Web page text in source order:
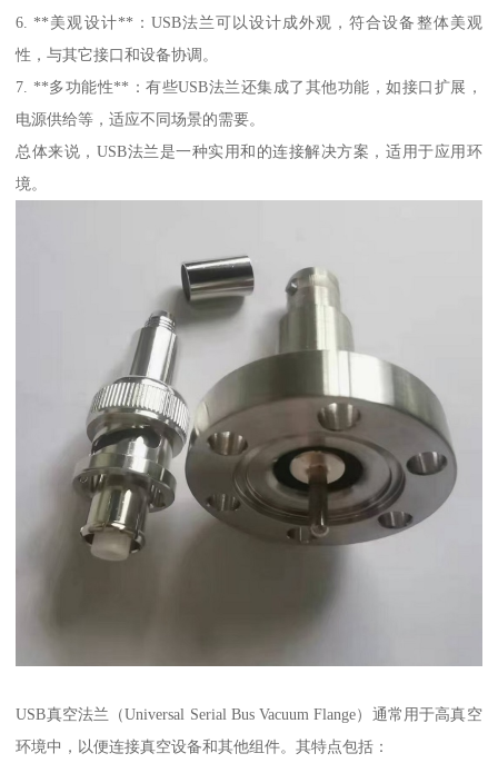
6. **美观设计**：USB法兰可以设计成外观，符合设备整体美观
性，与其它接口和设备协调。
7. **多功能性**：有些USB法兰还集成了其他功能，如接口扩展，
电源供给等，适应不同场景的需要。
总体来说，USB法兰是一种实用和的连接解决方案，适用于应用环
境。
USB真空法兰（Universal Serial Bus Vacuum Flange）通常用于高真空
环境中，以便连接真空设备和其他组件。其特点包括：